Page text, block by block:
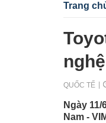
Trang
QUỐC TẾ
Ngày
Nam -